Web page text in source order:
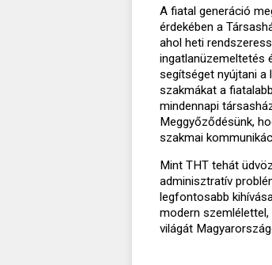
A fiatal generáció
érdekében a
ahol heti
ingatlanüzemeltetés
segítséget nyújtani a
szakmákat a
mindennapi
Meggyőződésünk,
szakmai
Mint THT tehát
adminisztratív
legfontosabb
modern
világát